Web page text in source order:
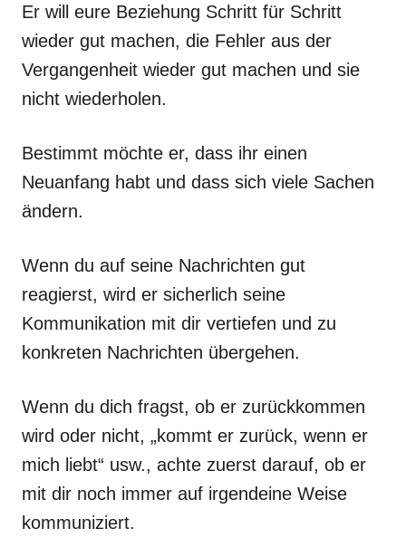
Er will eure Beziehung Schritt für Schritt
wieder gut machen, die Fehler aus der
Vergangenheit wieder gut machen und sie
nicht wiederholen.
Bestimmt möchte er, dass ihr einen
Neuanfang habt und dass sich viele Sachen
ändern.
Wenn du auf seine Nachrichten gut
reagierst, wird er sicherlich seine
Kommunikation mit dir vertiefen und zu
konkreten Nachrichten übergehen.
Wenn du dich fragst, ob er zurückkommen
wird oder nicht, „kommt er zurück, wenn er
mich liebt“ usw., achte zuerst darauf, ob er
mit dir noch immer auf irgendeine Weise
kommuniziert.